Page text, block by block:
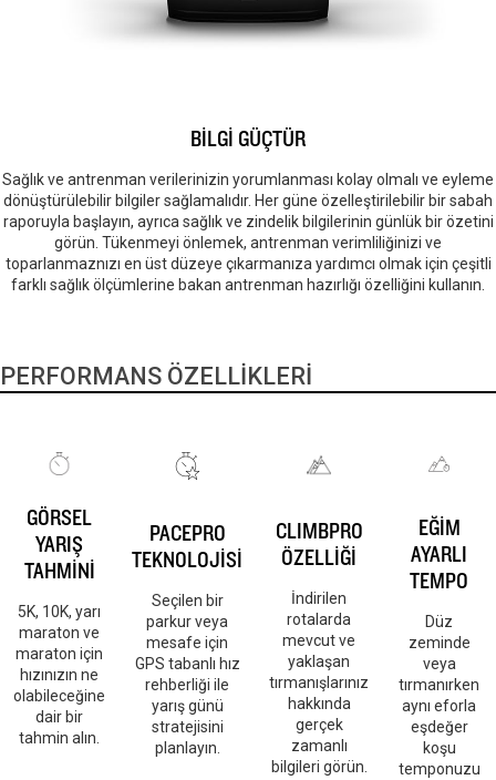
BİLGİ GÜÇTÜR
Sağlık ve antrenman verilerinizin yorumlanması kolay olmalı ve eyleme
dönüştürülebilir bilgiler sağlamalıdır. Her güne özelleştirilebilir bir sabah
raporuyla başlayın, ayrıca sağlık ve zindelik bilgilerinin günlük bir özetini
görün. Tükenmeyi önlemek, antrenman verimliliğinizi ve
toparlanmaznızı en üst düzeye çıkarmanıza yardımcı olmak için çeşitli
farklı sağlık ölçümlerine bakan antrenman hazırlığı özelliğini kullanın.
PERFORMANS ÖZELLİKLERİ
GÖRSEL
YARIŞ
TAHMİNİ
5K, 10K, yarı
maraton ve
maraton için
hızınızın ne
olabileceğine
dair bir
tahmin alın.
PACEPRO
TEKNOLOJİSİ
Seçilen bir
parkur veya
mesafe için
GPS tabanlı hız
rehberliği ile
yarış günü
stratejisini
planlayın.
CLIMBPRO
ÖZELLİĞİ
İndirilen
rotalarda
mevcut ve
yaklaşan
tırmanışlarınız
hakkında
gerçek
zamanlı
bilgileri görün.
EĞİM
AYARLI
TEMPO
Düz
zeminde
veya
tırmanırken
aynı eforla
eşdeğer
koşu
temponuzu